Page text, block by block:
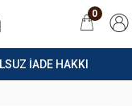
İADE HAKKI
0